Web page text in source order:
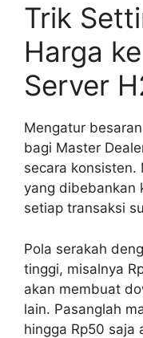
Trik
Harga
Server
Mengatur
bagi Master
secara konsisten.
yang dibebankan
setiap transaksi
Pola serakah
tinggi, misalnya
akan membuat
lain. Pasanglah
hingga Rp50 saja